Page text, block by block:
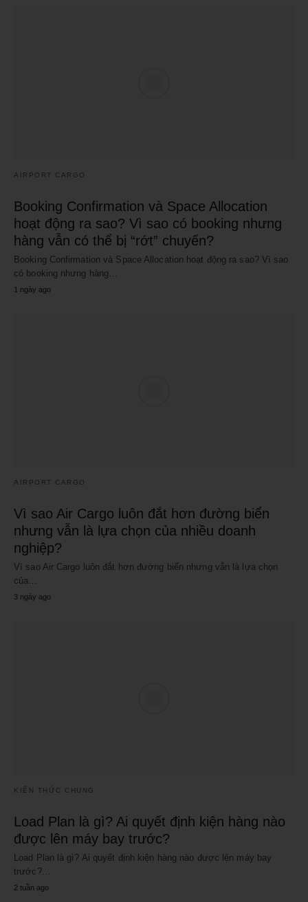
AIRPORT CARGO
Booking Confirmation và Space Allocation
hoạt động ra sao? Vì sao có booking nhưng
hàng vẫn có thể bị “rớt” chuyến?
Booking Confirmation và Space Allocation hoạt động ra sao? Vì sao
có booking nhưng hàng…
1 ngày ago
AIRPORT CARGO
Vì sao Air Cargo luôn đắt hơn đường biển
nhưng vẫn là lựa chọn của nhiều doanh
nghiệp?
Vì sao Air Cargo luôn đắt hơn đường biển nhưng vẫn là lựa chọn
của…
3 ngày ago
KIẾN THỨC CHUNG
Load Plan là gì? Ai quyết định kiện hàng nào
được lên máy bay trước?
Load Plan là gì? Ai quyết định kiện hàng nào được lên máy bay
trước?…
2 tuần ago